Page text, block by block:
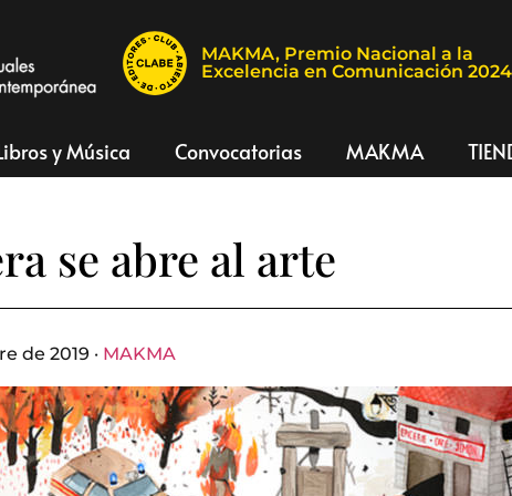
MAKMA, Premio Nacional a la
Excelencia en Comunicación 2024
y Música Convocatorias MAKMA
se abre al arte
de 2019 · MAKMA